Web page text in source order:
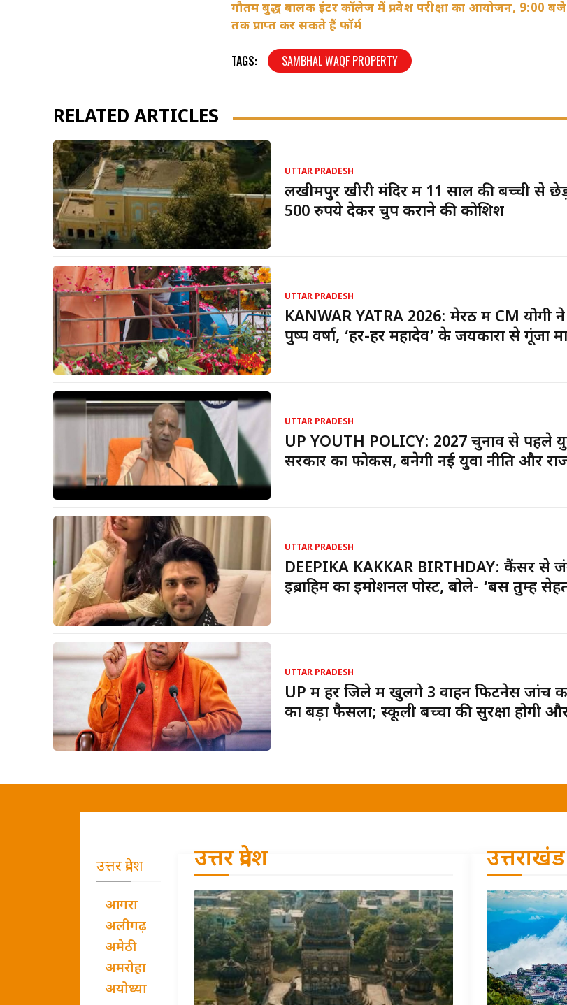
गौतम बुद्ध बालक इंटर कॉलेज में प्रवेश परीक्षा का आयोजन, 9:00
तक प्राप्त कर सकते हैं फॉर्म
TAGS: SAMBHAL WAQF PROPERTY
RELATED ARTICLES
UTTAR PRADESH
लखीमपुर खीरी मंदिर में 11 साल की बच्ची से
500 रुपये देकर चुप कराने की कोशिश
UTTAR PRADESH
KANWAR YATRA 2026: मेरठ में CM योगी
पुष्प वर्षा, ‘हर-हर महादेव’ के जयकारों से गूंजा
UTTAR PRADESH
UP YOUTH POLICY: 2027 चुनाव से पहले
सरकार का फोकस, बनेगी नई युवा नीति और
UTTAR PRADESH
DEEPIKA KAKKAR BIRTHDAY: कैंसर से
इब्राहिम का इमोशनल पोस्ट, बोले- ‘बस तुम्हें
UTTAR PRADESH
UP में हर जिले में खुलेंगे 3 वाहन फिटनेस जांच
का बड़ा फैसला; स्कूली बच्चों की सुरक्षा होगी
उत्तर प्रदेश
आगरा
अलीगढ़
अमेठी
अमरोहा
अयोध्या
उत्तर प्रदेश उत्तराखंड